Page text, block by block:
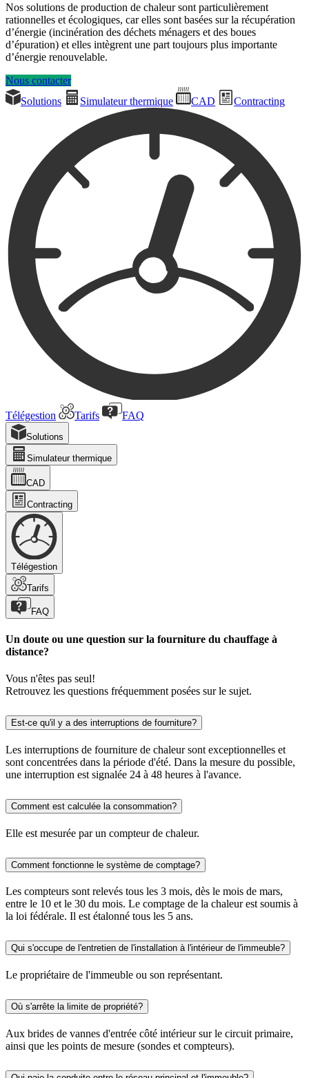
Nos solutions de production de chaleur sont particulièrement
rationnelles et écologiques, car elles sont basées sur la récupération
d’énergie (incinération des déchets ménagers et des boues
d’épuration) et elles intègrent une part toujours plus importante
d’énergie renouvelable.
Nous contacter
Solutions
Simulateur thermique CAD Contracting
Télégestion Tarifs FAQ
Solutions
Simulateur thermique
CAD
Contracting
Télégestion
Tarifs
FAQ
Un doute ou une question sur la fourniture du chauffage à
distance?
Vous n'êtes pas seul!
Retrouvez les questions fréquemment posées sur le sujet.
Est-ce qu'il y a des interruptions de fourniture?
Les interruptions de fourniture de chaleur sont exceptionnelles et
sont concentrées dans la période d'été. Dans la mesure du possible,
une interruption est signalée 24 à 48 heures à l'avance.
Comment est calculée la consommation?
Elle est mesurée par un compteur de chaleur.
Comment fonctionne le système de comptage?
Les compteurs sont relevés tous les 3 mois, dès le mois de mars,
entre le 10 et le 30 du mois. Le comptage de la chaleur est soumis à
la loi fédérale. Il est étalonné tous les 5 ans.
Qui s'occupe de l'entretien de l'installation à l'intérieur de l'immeuble?
Le propriétaire de l'immeuble ou son représentant.
Où s'arrête la limite de propriété?
Aux brides de vannes d'entrée côté intérieur sur le circuit primaire,
ainsi que les points de mesure (sondes et compteurs).